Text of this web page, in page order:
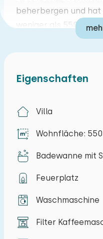
beherbergen und hat
weniger als 550m2.
hat eine gemütliche
ist komplett
Gefrierschrank,
es zehn
Villa gibt es sechs
Dreibettzimmer. Es
oder Badewanne
Whirlpool-
gibt es zwei weitere
Zweibettzimmer und
17 19
Eigenschaften
Villa
Wohnfläche: 550
Badewanne mit
Feuerplatz
Waschmaschine
Filter